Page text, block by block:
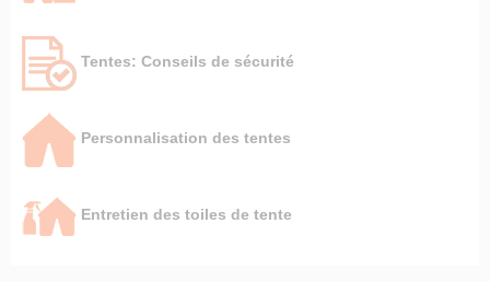
Tentes: Conseils de sécurité
Personnalisation des tentes
Entretien des toiles de tente